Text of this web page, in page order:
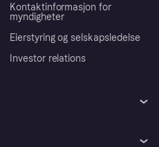
Kontaktinformasjon for
myndigheter
Eierstyring og selskapsledelse
Investor relations